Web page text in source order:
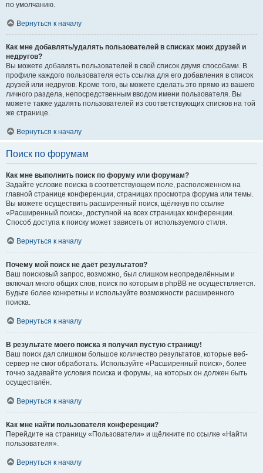
по умолчанию.
Вернуться к началу
Как мне добавлять/удалять пользователей в списках моих друзей и
недругов?
Вы можете добавлять пользователей в свой список двумя способами. В
профиле каждого пользователя есть ссылка для его добавления в список
друзей или недругов. Кроме того, вы можете сделать это прямо из вашего
личного раздела, непосредственным вводом имени пользователя. Вы
можете также удалять пользователей из соответствующих списков на той
же странице.
Вернуться к началу
Поиск по форумам
Как мне выполнить поиск по форуму или форумам?
Задайте условие поиска в соответствующем поле, расположенном на
главной странице конференции, страницах просмотра форума или темы.
Вы можете осуществить расширенный поиск, щёлкнув по ссылке
«Расширенный поиск», доступной на всех страницах конференции.
Способ доступа к поиску может зависеть от используемого стиля.
Вернуться к началу
Почему мой поиск не даёт результатов?
Ваш поисковый запрос, возможно, был слишком неопределённым и
включал много общих слов, поиск по которым в phpBB не осуществляется.
Будьте более конкретны и используйте возможности расширенного
поиска.
Вернуться к началу
В результате моего поиска я получил пустую страницу!
Ваш поиск дал слишком большое количество результатов, которые веб-
сервер не смог обработать. Используйте «Расширенный поиск», более
точно задавайте условия поиска и форумы, на которых он должен быть
осуществлён.
Вернуться к началу
Как мне найти пользователя конференции?
Перейдите на страницу «Пользователи» и щёлкните по ссылке «Найти
пользователя».
Вернуться к началу